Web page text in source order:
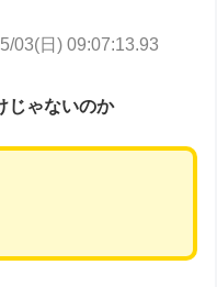
03(日) 09:07:13.93
じゃないのか